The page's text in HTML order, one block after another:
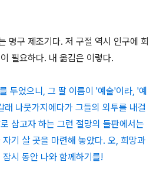
명구 제조기다. 저 구절 역시 인구에 회
필요하다. 내 옮김은 이렇다.
두었으니, 그 딸 이름이 '예술'이라, '예
래 나뭇가지에다가 그들의 외투를 내걸
삼고자 하는 그런 절망의 들판에서는
기 살 곳을 마련해 놓았다. 오, 희망과
시 동안 나와 함께하기를!